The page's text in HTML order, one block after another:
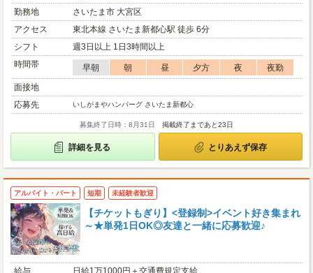
勤務地
さいたま市 大宮区
アクセス
東北本線 さいたま新都心駅 徒歩 6分
シフト
週3日以上 1日3時間以上
時間帯
早朝 朝 昼 夕方 夜
夜勤
面接地
応募先
いしがまやハンバーグ さいたま新都心
募集終了日時：8月31日 掲載終了まであと23日
詳細を見る とりあえず保存
アルバイト・パート 短期 未経験者歓迎
【チケットもぎり】<登録制>イベント好き集まれ
～★単発1日OK◎友達と一緒に応募歓迎♪
給与
日給1万1000円＋交通費規定支給